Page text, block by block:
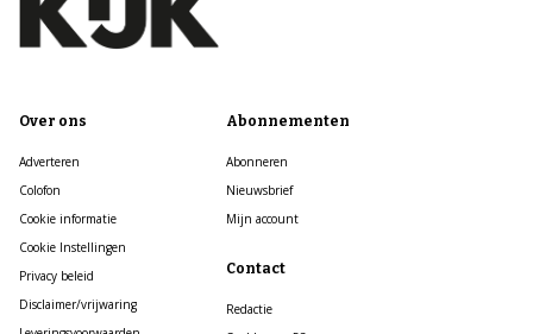
Over ons
Adverteren
Colofon
Cookie informatie
Cookie Instellingen
Privacy beleid
Disclaimer/vrijwaring
Abonnementen
Abonneren
Nieuwsbrief
Mijn account
Contact
Redactie